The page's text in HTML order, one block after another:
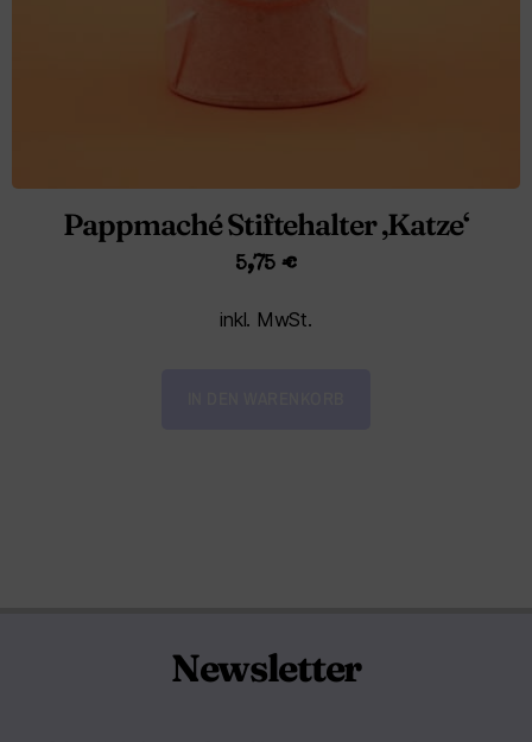
Pappmaché Stiftehalter ‚Katze‘
5,75 €
inkl. MwSt.
Newsletter